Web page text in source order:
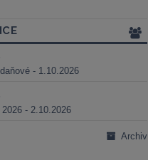
- 1.10.2026
- 2.10.2026
Archiv